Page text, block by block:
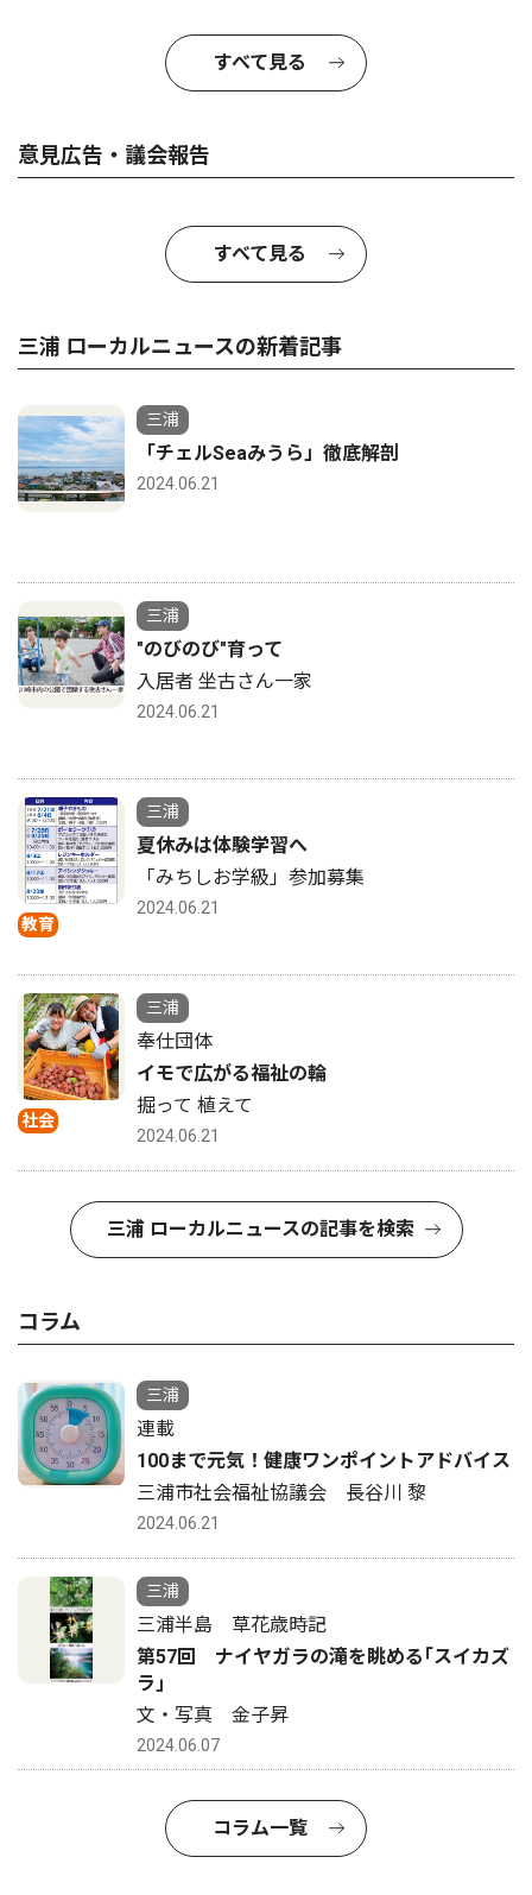
すべて見る
意見広告・議会報告
すべて見る
三浦 ローカルニュースの新着記事
三浦
「チェルSeaみうら」徹底解剖
2024.06.21
三浦
"のびのび"育って
入居者 坐古さん一家
2024.06.21
教育
三浦
夏休みは体験学習へ
「みちしお学級」参加募集
2024.06.21
社会
三浦
奉仕団体
イモで広がる福祉の輪
掘って 植えて
2024.06.21
三浦 ローカルニュースの記事を検索
コラム
三浦
連載
100まで元気！健康ワンポイントアドバイス
三浦市社会福祉協議会 長谷川 黎
2024.06.21
三浦
三浦半島 草花歳時記
第57回 ナイヤガラの滝を眺める｢スイカズ
ラ｣
文・写真 金子昇
2024.06.07
コラム一覧